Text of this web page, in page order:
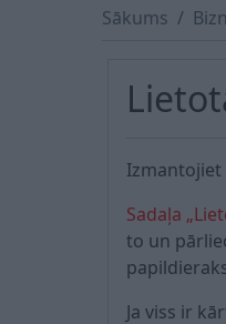
Sākums
Izmantojiet
Sadaļa
to un
Ja viss ir